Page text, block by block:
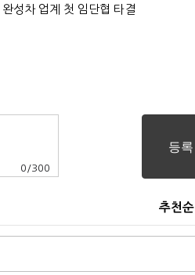
성차 업계 첫 임단협 타결
0 /300
추천순